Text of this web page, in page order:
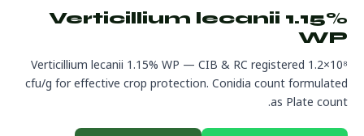
Verticillium lecanii 1.15%
WP
Verticillium lecanii 1.15% WP — CIB & RC registered 1.2×10⁸
cfu/g for effective crop protection. Conidia count formulated
as Plate count.